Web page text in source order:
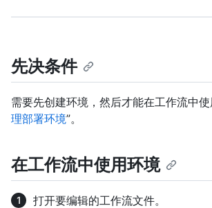
先决条件
需要先创建环境，然后才能在工作流中
理部署环境”。
在工作流中使用环境
打开要编辑的工作流文件。